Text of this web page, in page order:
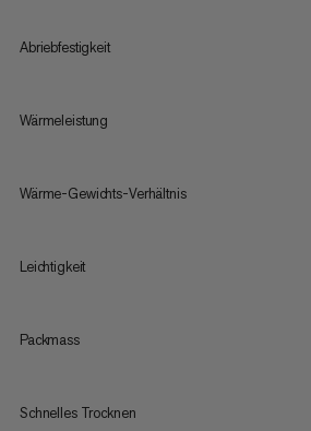
Abriebfestigkeit
Wärmeleistung
Wärme-Gewichts-Verhältnis
Leichtigkeit
Packmass
Schnelles Trocknen